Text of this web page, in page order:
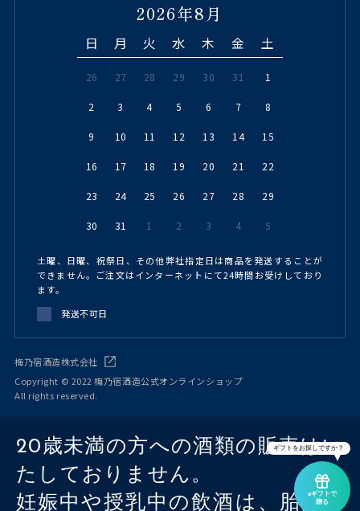
2026年8月
日 月 火 水 木 金 土
26 27 28 29 30 31 1
2 3 4 5 6 7 8
9 10 11 12 13 14 15
16 17 18 19 20 21 22
23 24 25 26 27 28 29
30 31 1 2 3 4 5
土曜、日曜、祝祭日、その他弊社指定日は商品を発送することが
できません。ご注文はインターネットにて24時間お受けしており
ます。
発送不可日
梅乃宿酒造株式会社
Copyright © 2022 梅乃宿酒造公式オンラインショップ
All rights reserved.
20歳未満の方への酒類の販売はい
たしておりません。
妊娠中や授乳中の飲酒は、胎児・
eギフトで
贈る
ギフトをお探しですか？